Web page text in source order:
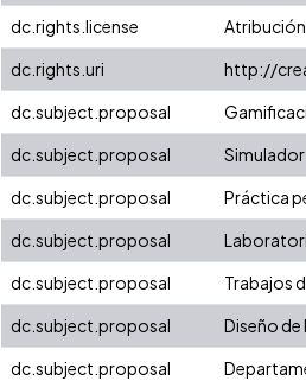
dc.rights.license
dc.rights.uri
http://
dc.subject.proposal
dc.subject.proposal
Simulador
dc.subject.proposal
Práctica
dc.subject.proposal
dc.subject.proposal
Trabajos
dc.subject.proposal
Diseño
dc.subject.proposal